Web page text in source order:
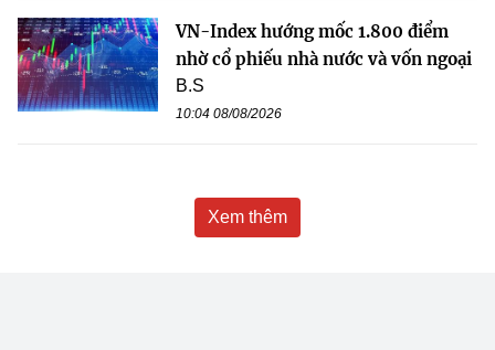
VN-Index hướng mốc 1.800 điểm
nhờ cổ phiếu nhà nước và vốn ngoại
B.S
10:04 08/08/2026
Xem thêm